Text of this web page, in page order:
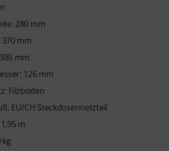
280 mm
mm
mm
126 mm
Filzboden
EU/CH Steckdosennetzteil
m
kg